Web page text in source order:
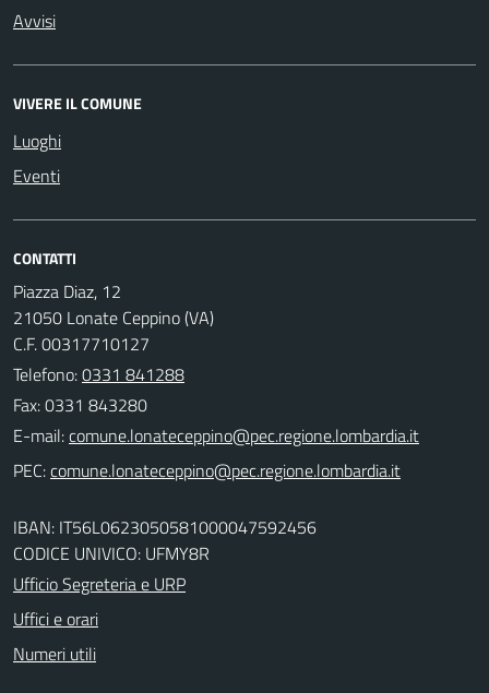
Avvisi
VIVERE IL COMUNE
Luoghi
Eventi
CONTATTI
Piazza Diaz, 12
21050 Lonate Ceppino (VA)
C.F. 00317710127
Telefono:0331 841288
Fax: 0331 843280
E-mail:
PEC:
IBAN: IT56L0623050581000047592456
CODICE UNIVICO: UFMY8R
Ufficio Segreteria e URP
Uffici e orari
Numeri utili